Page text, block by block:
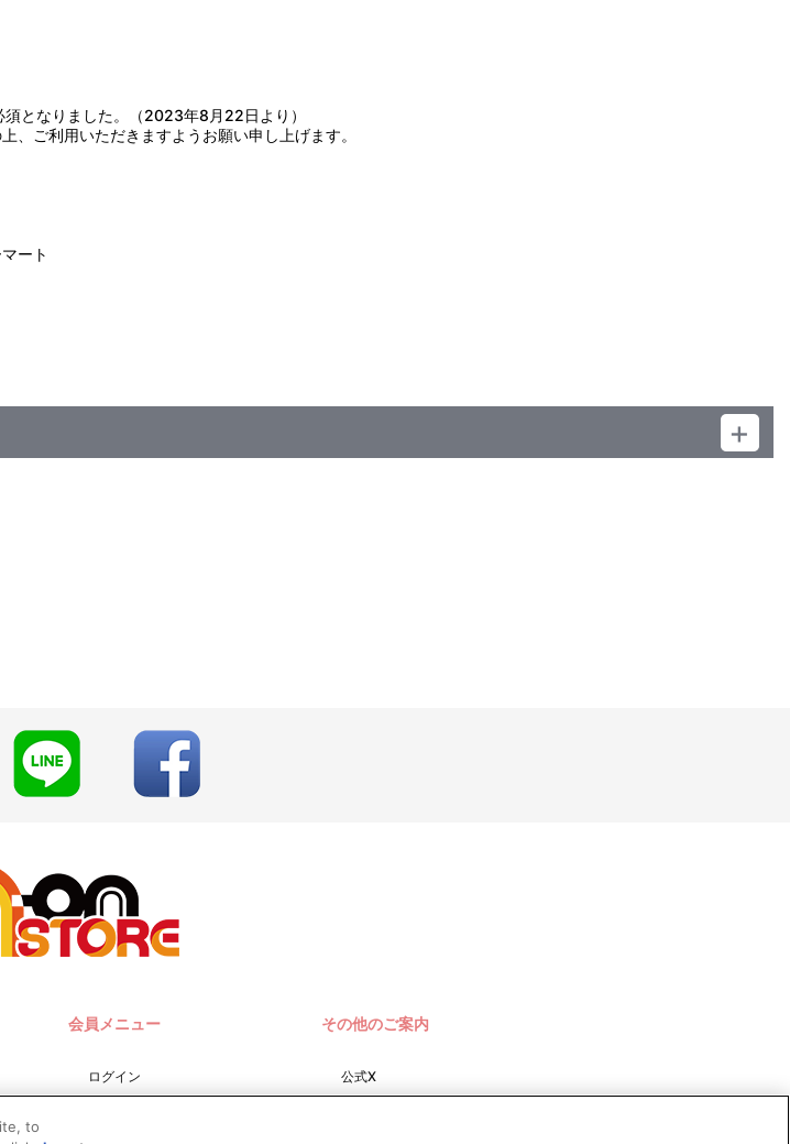
となりました。（2023年8月22日より）
ご利用いただきますようお願い申し上げます。
ート
らかじめご了承ください。
関するメールが送信されます。
注文履歴」にアクセスし、対象のご注文番号をクリックすることで、「配送情報」内「決済方法」の
会員メニュー
ログイン
その他のご案内
公式X
to